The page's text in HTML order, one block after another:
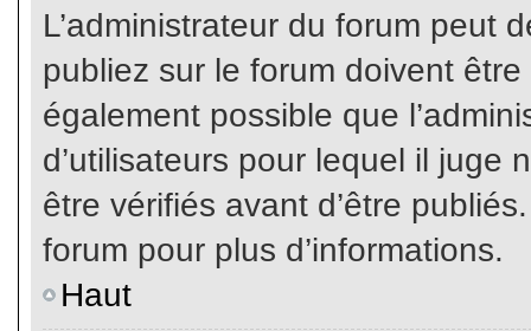
L’administrateur du forum peut
publiez sur le forum doivent
également possible que
d’utilisateurs pour lequel il juge
être vérifiés avant d’être
forum pour plus d’informations.
Haut